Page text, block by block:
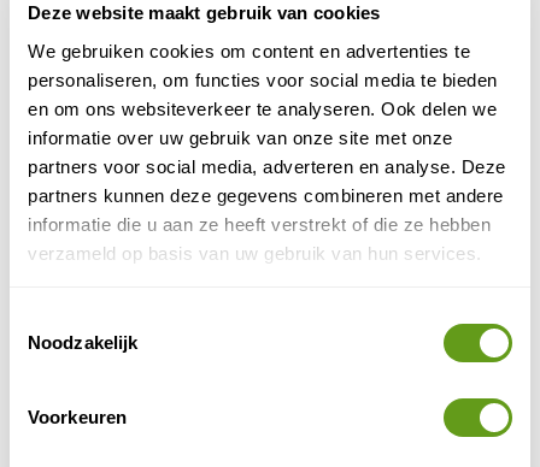
Deze website maakt gebruik van cookies
We gebruiken cookies om content en advertenties te
personaliseren, om functies voor social media te bieden
en om ons websiteverkeer te analyseren. Ook delen we
informatie over uw gebruik van onze site met onze
partners voor social media, adverteren en analyse. Deze
partners kunnen deze gegevens combineren met andere
informatie die u aan ze heeft verstrekt of die ze hebben
verzameld op basis van uw gebruik van hun services.
Noodzakelijk
Voorkeuren
El Quseir
6. Marsa Salam/Ghalib
De onderwaterwereld is hier rijk aan harde en zachte
koralen, grotten en dolfijnen. Marsa Alam is op dit
moment nog niet zo toeristisch en dankzij het rif langs
de kust een
mooie duikbestemming in de Rode Zee